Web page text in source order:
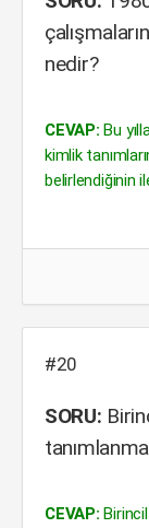
nedir?
CEVAP: Bu
kimlik
belirlendiğinin
#20
SORU:
CEVAP: